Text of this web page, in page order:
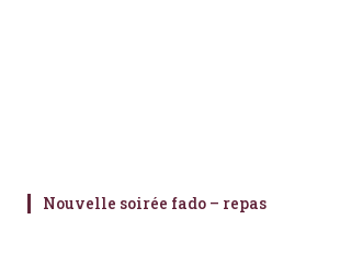
Nouvelle soirée fado – repas